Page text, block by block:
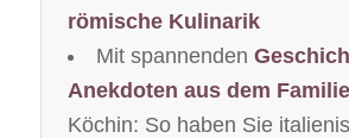
römische Kulinarik
Mit spannenden
Anekdoten aus dem
Köchin: So haben Sie